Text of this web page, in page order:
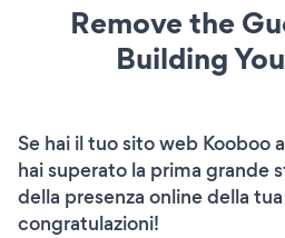
Remove the
Building
Se hai il tuo sito web Kooboo
hai superato la prima grande
della presenza online della
congratulazioni!